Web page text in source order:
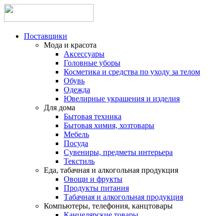
Поставщики
Мода и красота
Аксессуары
Головные уборы
Косметика и средства по уходу за телом
Обувь
Одежда
Ювелирные украшения и изделия
Для дома
Бытовая техника
Бытовая химия, хозтовары
Мебель
Посуда
Сувениры, предметы интерьера
Текстиль
Еда, табачная и алкогольная продукция
Овощи и фрукты
Продукты питания
Табачная и алкогольная продукция
Компьютеры, телефония, канцтовары